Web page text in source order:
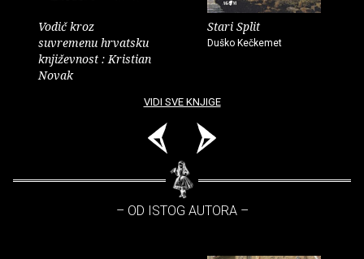
Vodič kroz
suvremenu hrvatsku
književnost : Kristian
Novak
Stari Split
Duško Kečkemet
VIDI SVE KNJIGE
– OD ISTOG AUTORA –